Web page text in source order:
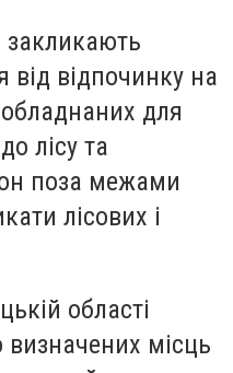
закликають
від відпочинку на
для
лісу та
поза межами
лісових і
області
визначених місць